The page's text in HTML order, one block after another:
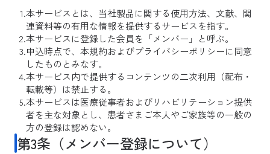
本サービスとは、当社製品に関する使用方法、文献、関
連資料等の有用な情報を提供するサービスを指す。
本サービスに登録した会員を「メンバー」と呼ぶ。
申込時点で、本規約およびプライバシーポリシーに同意
したものとみなす。
本サービス内で提供するコンテンツの二次利用（配布・
転載等）は禁止する。
本サービスは医療従事者およびリハビリテーション提供
者を主な対象とし、患者さまご本人やご家族等の一般の
方の登録は認めない。
第3条（メンバー登録について）